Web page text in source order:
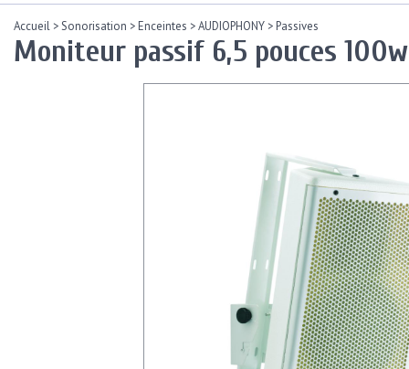
Accueil >Sonorisation >Enceintes >AUDIOPHONY >Passives
Moniteur passif 6,5 pouces